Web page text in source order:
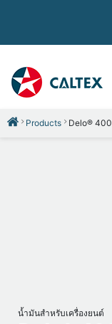
Products Delo®
น้ำมันสำหรับเครื่องยนต์